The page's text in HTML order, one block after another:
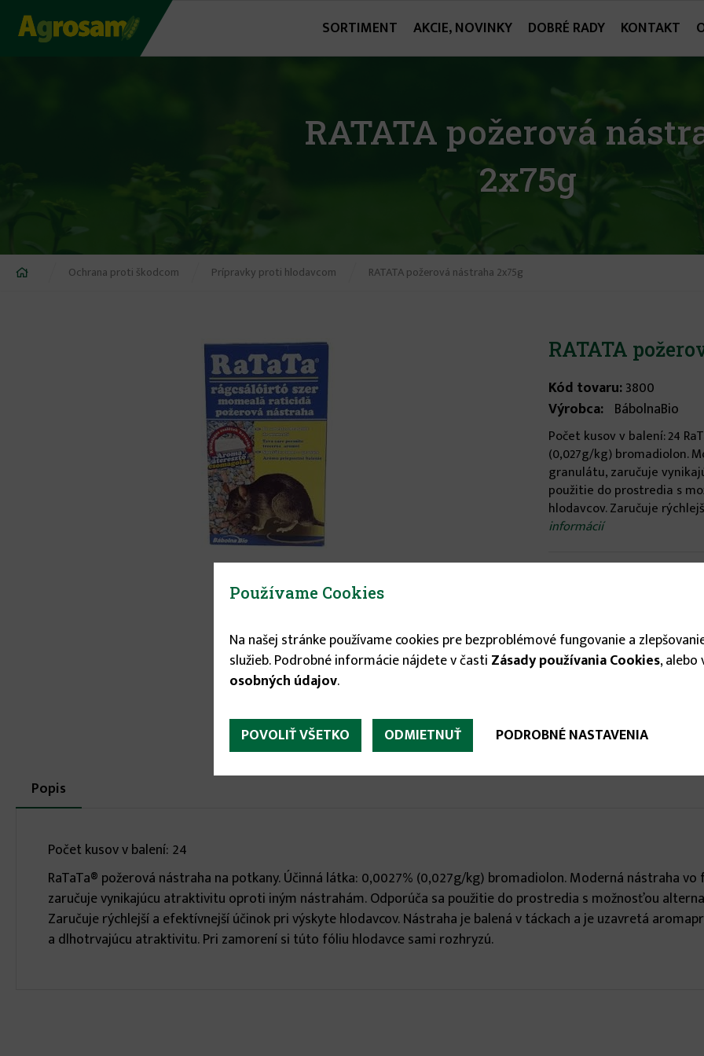
Jump
SORTIMENT AKCIE, NOVINKY DOBRÉ RADY KONTAKT
RATATA požerová
2x75g
Nachádzate
Ochrana proti škodcom Prípravky proti hlodavcom RATATA požerová nástraha 2x75g
RATATA
Kód tovaru:3800
Výrobca: BábolnaBio
Počet kusov v balení: 24
(0,027g/kg) bromadiolon.
granulátu, zaručuje
použitie do prostredia s
hlodavcov. Zaručuje
informácií
2.55 €
More
infos
Popis
karta)
Počet kusov v balení: 24
RaTaTa® požerová nástraha na potkany. Účinná látka: 0,0027% (0,027g/kg) bromadiolon. Moderná nástraha
zaručuje vynikajúcu atraktivitu oproti iným nástrahám. Odporúča sa použitie do prostredia s možnosťou
Zaručuje rýchlejší a efektívnejší účinok pri výskyte hlodavcov. Nástraha je balená v táckach a je uzavretá
a dlhotrvajúcu atraktivitu. Pri zamorení si túto fóliu hlodavce sami rozhryzú.
Používame Cookies
Na našej stránke používame cookies pre bezproblémové fungovanie a
služieb. Podrobné informácie nájdete v časti Zásady používania Cookies, alebo
osobných údajov.
POVOLIŤ VŠETKO ODMIETNUŤ PODROBNÉ NASTAVENIA